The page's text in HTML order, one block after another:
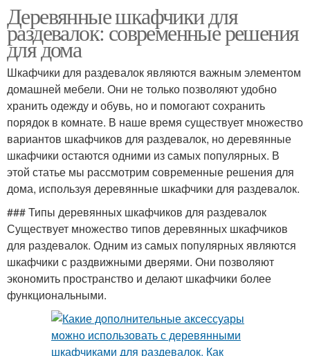
Деревянные шкафчики для
раздевалок: современные решения
для дома
Шкафчики для раздевалок являются важным элементом
домашней мебели. Они не только позволяют удобно
хранить одежду и обувь, но и помогают сохранить
порядок в комнате. В наше время существует множество
вариантов шкафчиков для раздевалок, но деревянные
шкафчики остаются одними из самых популярных. В
этой статье мы рассмотрим современные решения для
дома, используя деревянные шкафчики для раздевалок.
### Типы деревянных шкафчиков для раздевалок
Существует множество типов деревянных шкафчиков
для раздевалок. Одним из самых популярных являются
шкафчики с раздвижными дверями. Они позволяют
экономить пространство и делают шкафчики более
функциональными.